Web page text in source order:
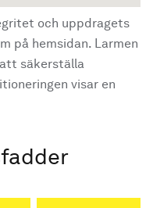
och uppdragets
på hemsidan. Larmen
säkerställa
visar en